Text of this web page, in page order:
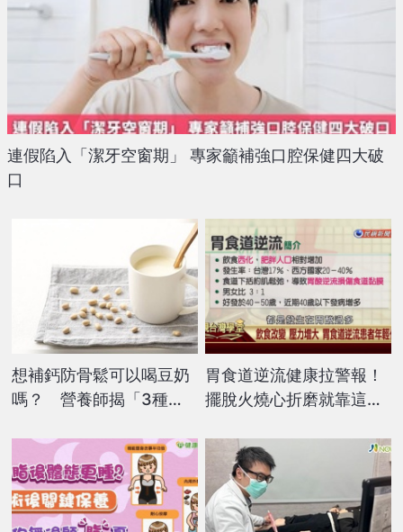
連假陷入「潔牙空窗期」 專家籲補強口腔保健四大破
口
想補鈣防骨鬆可以喝豆奶
嗎？ 營養師揭「3種
胃食道逆流健康拉警報！
擺脫火燒心折磨就靠這幾